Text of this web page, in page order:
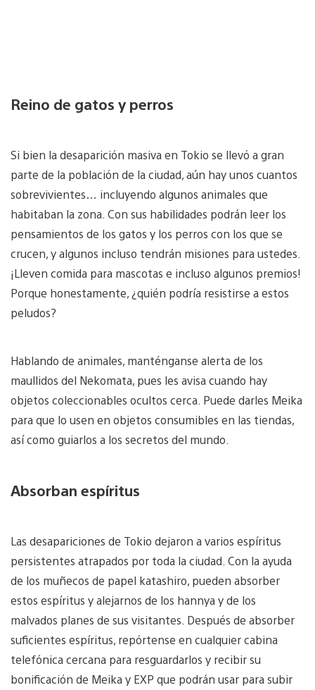
Reino de gatos y perros
Si bien la desaparición masiva en Tokio se llevó a gran
parte de la población de la ciudad, aún hay unos cuantos
sobrevivientes… incluyendo algunos animales que
habitaban la zona. Con sus habilidades podrán leer los
pensamientos de los gatos y los perros con los que se
crucen, y algunos incluso tendrán misiones para ustedes.
¡Lleven comida para mascotas e incluso algunos premios!
Porque honestamente, ¿quién podría resistirse a estos
peludos?
Hablando de animales, manténganse alerta de los
maullidos del Nekomata, pues les avisa cuando hay
objetos coleccionables ocultos cerca. Puede darles Meika
para que lo usen en objetos consumibles en las tiendas,
así como guiarlos a los secretos del mundo.
Absorban espíritus
Las desapariciones de Tokio dejaron a varios espíritus
persistentes atrapados por toda la ciudad. Con la ayuda
de los muñecos de papel katashiro, pueden absorber
estos espíritus y alejarnos de los hannya y de los
malvados planes de sus visitantes. Después de absorber
suficientes espíritus, repórtense en cualquier cabina
telefónica cercana para resguardarlos y recibir su
bonificación de Meika y EXP que podrán usar para subir